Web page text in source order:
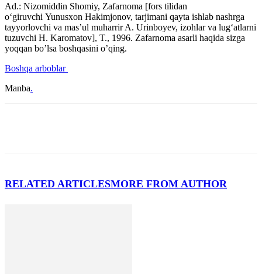
Ad.: Nizomiddin Shomiy, Zafarnoma [fors tilidan
oʻgiruvchi Yunusxon Hakimjonov, tarjimani qayta ishlab nashrga
tayyorlovchi va masʼul muharrir A. Urinboyev, izohlar va lugʻatlarni
tuzuvchi H. Karomatov], T., 1996. Zafarnoma asarli haqida sizga
yoqqan bo’lsa boshqasini o’qing.
Boshqa arboblar
Manba.
RELATED ARTICLESMORE FROM AUTHOR